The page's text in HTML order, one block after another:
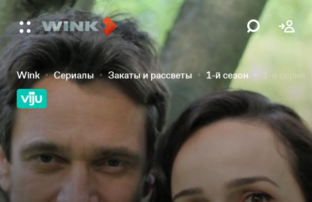
Wink Сериалы Закаты и рассветы 1-й сезон 1-я серия